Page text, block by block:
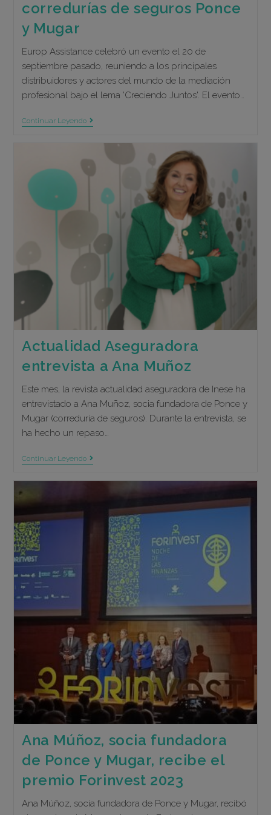
corredurías de seguros Ponce
y Mugar
Europ Assistance celebró un evento el 20 de
septiembre pasado, reuniendo a los principales
distribuidores y actores del mundo de la mediación
profesional bajo el lema 'Creciendo Juntos'. El evento…
Continuar LeyendoEurop
La
Corredurías
Seguros
Ponce
Actualidad Aseguradora
entrevista a Ana Muñoz
Este mes, la revista actualidad aseguradora de Inese ha
entrevistado a Ana Muñoz, socia fundadora de Ponce y
Mugar (correduría de seguros). Durante la entrevista, se
ha hecho un repaso…
Continuar LeyendoActualidad
Ana Múñoz, socia fundadora
de Ponce y Mugar, recibe el
premio Forinvest 2023
Ana Múñoz, socia fundadora de Ponce y Mugar, recibó